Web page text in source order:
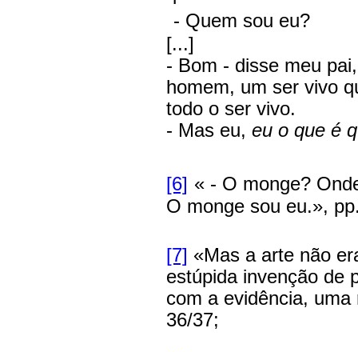
- Quem sou eu?
[...]
- Bom - disse meu
homem, um ser vivo
todo o ser vivo.
- Mas eu, eu o que é
[6] « - O monge?
O monge sou eu.»,
[7] «Mas a arte não
estúpida invenção de
com a evidência,
36/37;